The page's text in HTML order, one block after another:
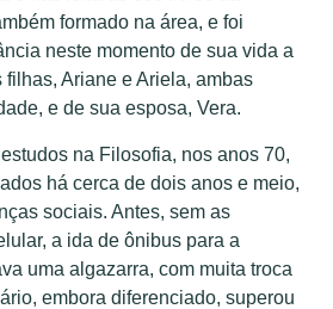
formado na área, e foi
neste momento de sua vida a
Ariane e Ariela, ambas
e de sua esposa, Vera.
na Filosofia, nos anos 70,
há cerca de dois anos e meio,
sociais. Antes, sem as
a ida de ônibus para a
uma algazarra, com muita troca
embora diferenciado, superou